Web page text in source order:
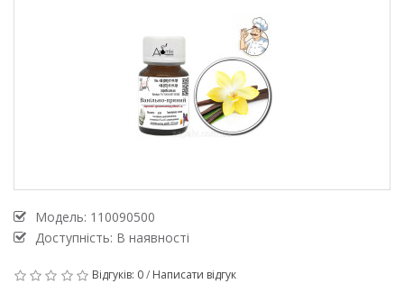
Модель: 110090500
Доступність: В наявності
Відгуків: 0/ Написати відгук